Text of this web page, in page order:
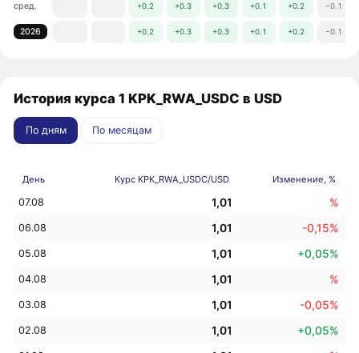
сред. +0.2 +0.3 +0.3 +0.1 +0.2 −0.1
2026 +0.2 +0.3 +0.3 +0.1 +0.2 −0.1
История курса 1 KPK_RWA_USDC в USD
По дням По месяцам
День Курс KPK_RWA_USDC/USD Изменение, %
07.08 1,01 %
06.08 1,01 -0,15%
05.08 1,01 +0,05%
04.08 1,01 %
03.08 1,01 -0,05%
02.08 1,01 +0,05%